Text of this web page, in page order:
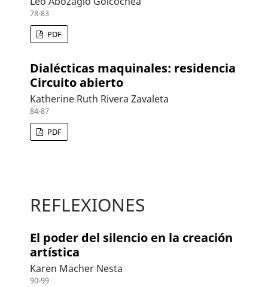
78-83
PDF
Dialécticas maquinales: residencia
Circuito abierto
Katherine Ruth Rivera Zavaleta
84-87
PDF
REFLEXIONES
El poder del silencio en la creación
artística
Karen Macher Nesta
90-99